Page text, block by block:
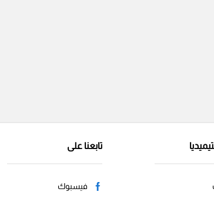
تابعنا على
فيسبوك